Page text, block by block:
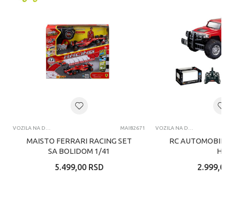
MAI82671
MAISTO FERRARI RACING SET
SA BOLIDOM 1/41
5.499,00 RSD
RC AUTOMOBIL
H3
2.999,00